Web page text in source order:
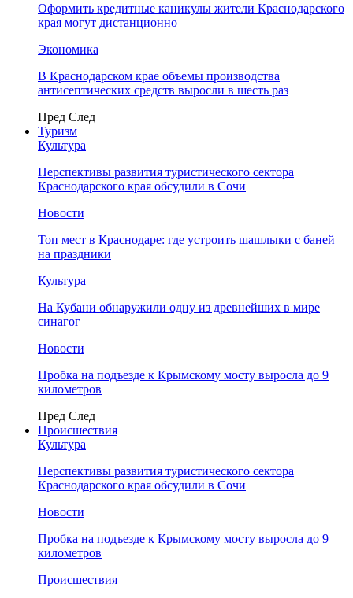
Оформить кредитные каникулы жители Краснодарского
края могут дистанционно
Экономика
В Краснодарском крае объемы производства
антисептических средств выросли в шесть раз
Пред След
Туризм
Культура
Перспективы развития туристического сектора
Краснодарского края обсудили в Сочи
Новости
Топ мест в Краснодаре: где устроить шашлыки с баней
на праздники
Культура
На Кубани обнаружили одну из древнейших в мире
синагог
Новости
Пробка на подъезде к Крымскому мосту выросла до 9
километров
Пред След
Происшествия
Культура
Перспективы развития туристического сектора
Краснодарского края обсудили в Сочи
Новости
Пробка на подъезде к Крымскому мосту выросла до 9
километров
Происшествия